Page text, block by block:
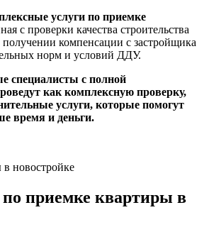
услуги по приемке
с проверки качества строительства
компенсации с застройщика
норм и условий ДДУ.
специалисты с полной
как комплексную проверку,
услуги, которые помогут
время и деньги.
приемке квартиры в